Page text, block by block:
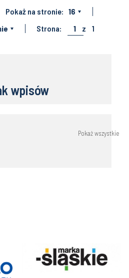
Pokaż na stronie: 16
Strona: 1 z 1
wpisów
Pokaż wszystkie